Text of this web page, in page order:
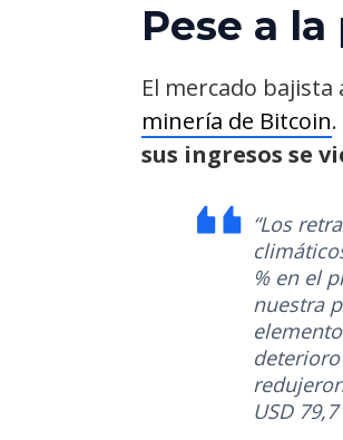
Pese a
El mercado
minería de Bitcoin
sus ingresos se
“Los
% en el
nuestra
USD